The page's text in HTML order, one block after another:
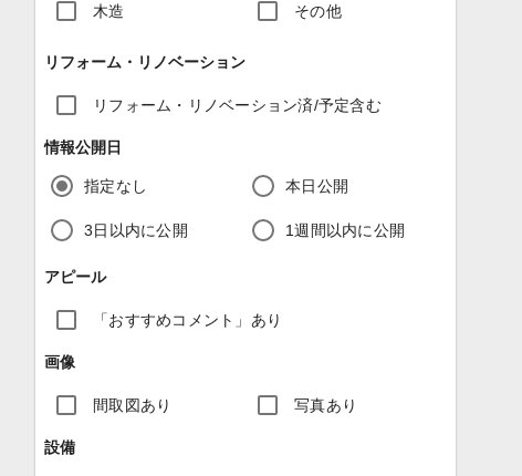
木造 その他
リフォーム・リノベーション
リフォーム・リノベーション済/予定含む
情報公開日
指定なし 本日公開
3日以内に公開 1週間以内に公開
アピール
「おすすめコメント」あり
画像
間取図あり 写真あり
設備